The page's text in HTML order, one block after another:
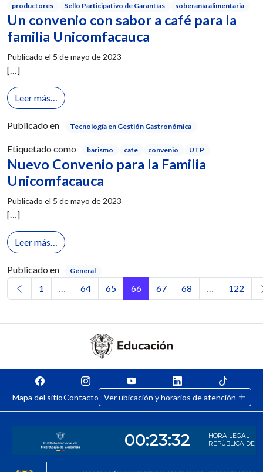
productores
Sello Participativo de Garantías soberanía alimentaria
Un convenio con sabor a café para la
familia Unicomfacauca
Publicado el 5 de mayo de 2023
[…]
Leer más… from Un convenio con sabor a café para la familia
Publicado en Tecnología en Gestión Gastronómica
Etiquetado como barismo cafe convenio UTP
Nuevo Convenio para la Familia
Unicomfacauca
Publicado el 5 de mayo de 2023
[…]
Leer más… from Nuevo Convenio para la Familia
Publicado en General
Navegación de entradas
1 64 65 66 67 68 122
Mapa del sitioContacto Ver ubicación y horarios de atención